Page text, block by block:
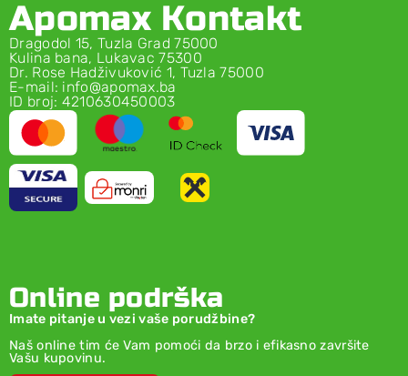
Apomax Kontakt
Dragodol 15, Tuzla Grad 75000
Kulina bana, Lukavac 75300
Dr. Rose Hadživuković 1, Tuzla 75000
E-mail: info@apomax.ba
ID broj: 4210630450003
Online podrška
Imate pitanje u vezi vaše porudžbine?
Naš online tim će Vam pomoći da brzo i efikasno završite
Vašu kupovinu.